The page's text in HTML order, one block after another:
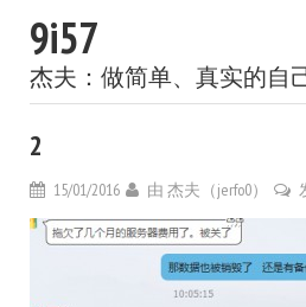
9i57
杰夫：做简单、真实的自
2
15/01/2016 由 杰夫（jerfo0）